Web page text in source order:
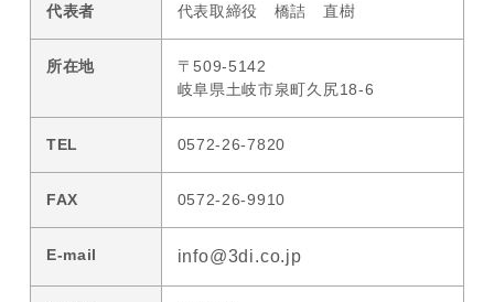
代表者 代表取締役 橋詰 直樹
所在地
〒509-5142
岐阜県土岐市泉町久尻18-6
TEL 0572-26-7820
FAX 0572-26-9910
E-mail info@3di.co.jp